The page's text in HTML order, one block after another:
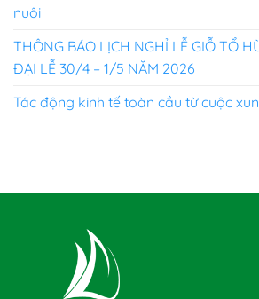
nuôi
THÔNG BÁO LỊCH NGHỈ LỄ GIỖ TỔ
ĐẠI LỄ 30/4 – 1/5 NĂM 2026
Tác động kinh tế toàn cầu từ cuộc